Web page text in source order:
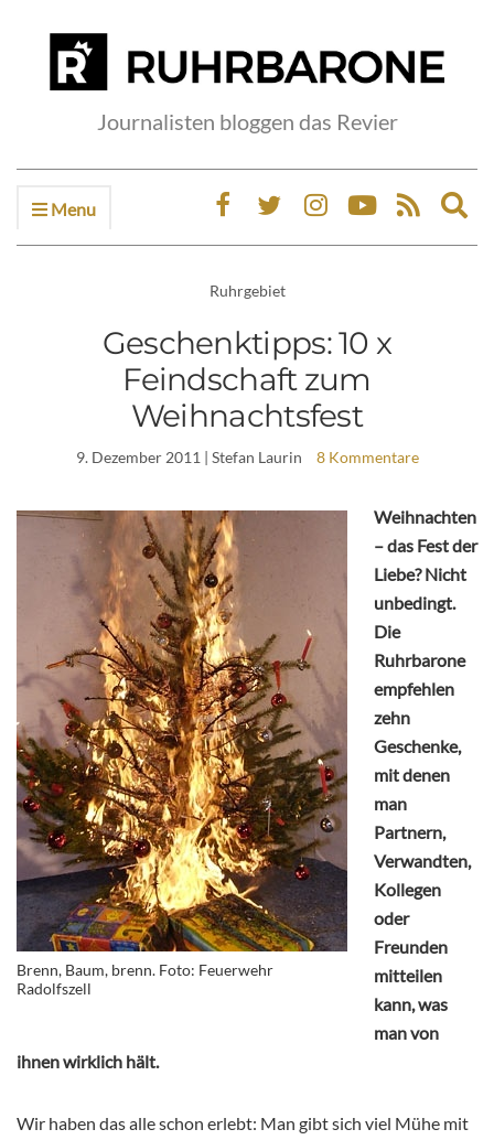
Journalisten bloggen das Revier
Menu
Ruhrgebiet
Geschenktipps: 10 x
Feindschaft zum
Weihnachtsfest
9. Dezember 2011 | Stefan Laurin 8 Kommentare
Brenn, Baum, brenn. Foto: Feuerwehr
Radolfszell
Weihnachten
– das Fest der
Liebe? Nicht
unbedingt.
Die
Ruhrbarone
empfehlen
zehn
Geschenke,
mit denen
man
Partnern,
Verwandten,
Kollegen
oder
Freunden
mitteilen
kann, was
man von
ihnen wirklich hält.
Wir haben das alle schon erlebt: Man gibt sich viel Mühe mit